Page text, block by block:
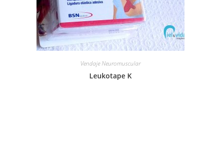
Vendaje Neuromuscular
Leukotape K